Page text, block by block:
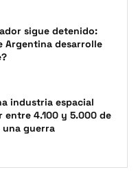
sigue detenido:
Argentina desarrolle
industria espacial
entre 4.100 y 5.000 de
guerra